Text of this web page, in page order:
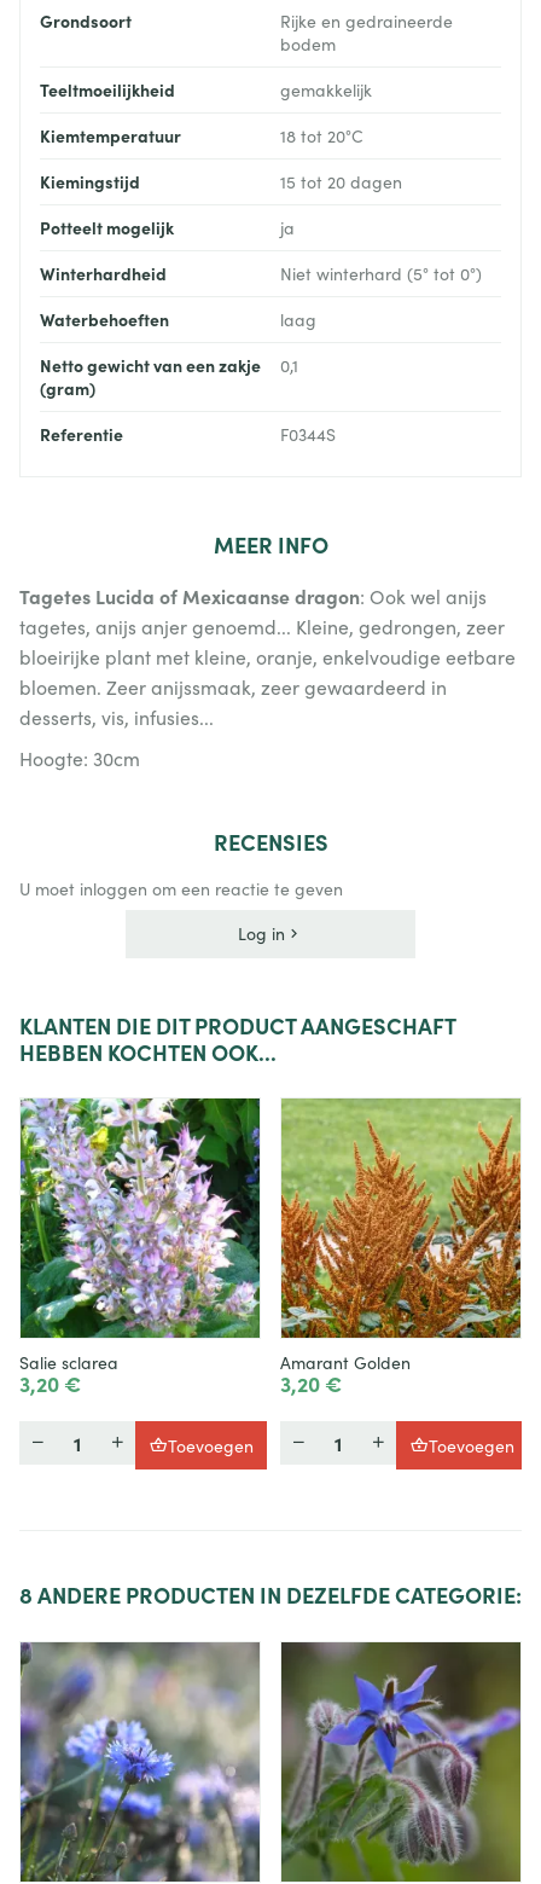
Grondsoort
Rijke en gedraineerde
bodem
Teeltmoeilijkheid gemakkelijk
Kiemtemperatuur 18 tot 20°C
Kiemingstijd 15 tot 20 dagen
Potteelt mogelijk ja
Winterhardheid Niet winterhard (5° tot 0°)
Waterbehoeften laag
Netto gewicht van een zakje
(gram)
0,1
Referentie F0344S
MEER INFO
Tagetes Lucida of Mexicaanse dragon: Ook wel anijs
tagetes, anijs anjer genoemd... Kleine, gedrongen, zeer
bloeirijke plant met kleine, oranje, enkelvoudige eetbare
bloemen. Zeer anijssmaak, zeer gewaardeerd in
desserts, vis, infusies...
Hoogte: 30cm
RECENSIES
U moet inloggen om een reactie te geven
Log in
KLANTEN DIE DIT PRODUCT AANGESCHAFT
HEBBEN KOCHTEN OOK...
Salie sclarea
3,20 €
Hoeveelheid
Toevoegen
Amarant Golden
3,20 €
Hoeveelheid
Toevoegen
8 ANDERE PRODUCTEN IN DEZELFDE CATEGORIE: